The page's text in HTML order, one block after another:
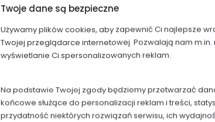
Twoje dane są bezpieczne
Używamy plików cookies, aby zapewnić Ci najlepsze
Twojej przeglądarce internetowej. Pozwalają nam
wyświetlanie Ci spersonalizowanych reklam.
Na podstawie Twojej zgody będziemy przetwarzać
końcowe służące do personalizacji reklam i treści,
przydatność niektórych rozwiązań serwisu, ich
296.